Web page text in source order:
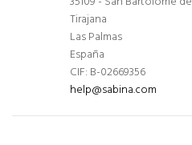
Tirajana
Las Palmas
España
CIF: B-02669356
help@sabina.com